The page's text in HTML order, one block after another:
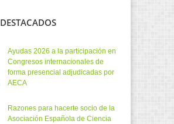
DESTACADOS
Ayudas 2026 a la participación en
Congresos internacionales de
forma presencial adjudicadas por
AECA
Razones para hacerte socio de la
Asociación Española de Ciencia